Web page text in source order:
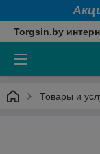
Torgsin.by
Товары и